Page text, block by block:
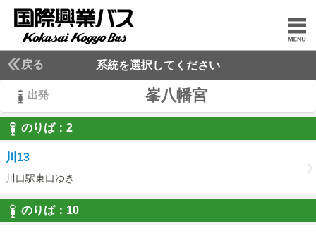
戻る 系統を選択してください
出発 峯八幡宮
のりば： 2
2
川13
川口駅東口ゆき
のりば： 10
10